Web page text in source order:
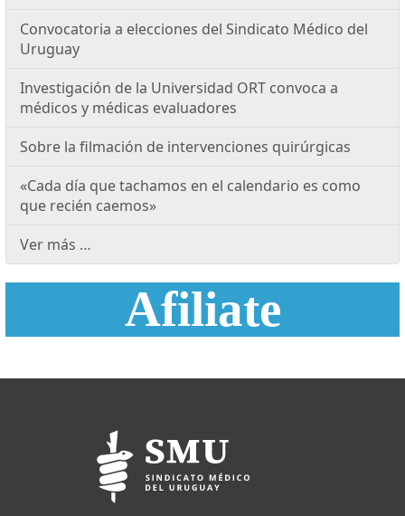
Convocatoria a elecciones del Sindicato Médico del
Uruguay
Investigación de la Universidad ORT convoca a
médicos y médicas evaluadores
Sobre la filmación de intervenciones quirúrgicas
«Cada día que tachamos en el calendario es como
que recién caemos»
Ver más …
Afiliate